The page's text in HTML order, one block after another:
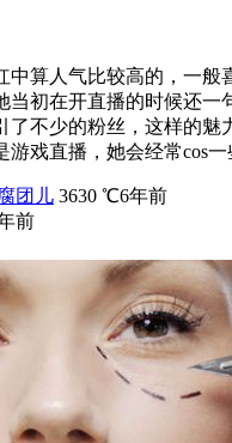
中算人气比较高的，一般
当初在开直播的时候还一
了不少的粉丝，这样的魅
游戏直播，她会经常cos一
腐团儿 3630 ℃6年前
前